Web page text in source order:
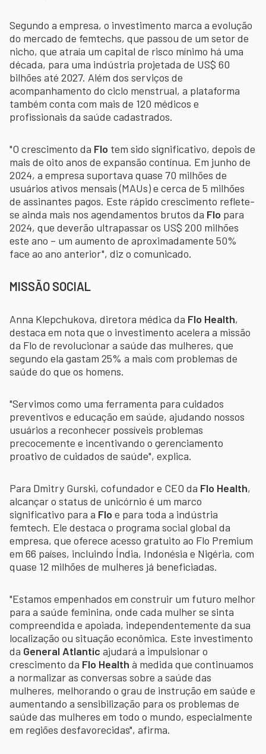
Segundo a empresa, o investimento marca a evolução
do mercado de femtechs, que passou de um setor de
nicho, que atraía um capital de risco mínimo há uma
década, para uma indústria projetada de US$ 60
bilhões até 2027. Além dos serviços de
acompanhamento do ciclo menstrual, a plataforma
também conta com mais de 120 médicos e
profissionais da saúde cadastrados.
"O crescimento da Flo tem sido significativo, depois de
mais de oito anos de expansão contínua. Em junho de
2024, a empresa suportava quase 70 milhões de
usuários ativos mensais (MAUs) e cerca de 5 milhões
de assinantes pagos. Este rápido crescimento reflete-
se ainda mais nos agendamentos brutos da Flo para
2024, que deverão ultrapassar os US$ 200 milhões
este ano – um aumento de aproximadamente 50%
face ao ano anterior", diz o comunicado.
MISSÃO SOCIAL
Anna Klepchukova, diretora médica da Flo Health,
destaca em nota que o investimento acelera a missão
da Flo de revolucionar a saúde das mulheres, que
segundo ela gastam 25% a mais com problemas de
saúde do que os homens.
"Servimos como uma ferramenta para cuidados
preventivos e educação em saúde, ajudando nossos
usuários a reconhecer possíveis problemas
precocemente e incentivando o gerenciamento
proativo de cuidados de saúde", explica.
Para Dmitry Gurski, cofundador e CEO da Flo Health,
alcançar o status de unicórnio é um marco
significativo para a Flo e para toda a indústria
femtech. Ele destaca o programa social global da
empresa, que oferece acesso gratuito ao Flo Premium
em 66 países, incluindo Índia, Indonésia e Nigéria, com
quase 12 milhões de mulheres já beneficiadas.
"Estamos empenhados em construir um futuro melhor
para a saúde feminina, onde cada mulher se sinta
compreendida e apoiada, independentemente da sua
localização ou situação econômica. Este investimento
da General Atlantic ajudará a impulsionar o
crescimento da Flo Health à medida que continuamos
a normalizar as conversas sobre a saúde das
mulheres, melhorando o grau de instrução em saúde e
aumentando a sensibilização para os problemas de
saúde das mulheres em todo o mundo, especialmente
em regiões desfavorecidas", afirma.